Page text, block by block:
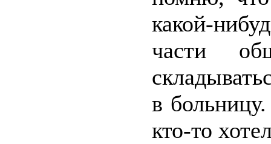
какой-
части
в
кто-то